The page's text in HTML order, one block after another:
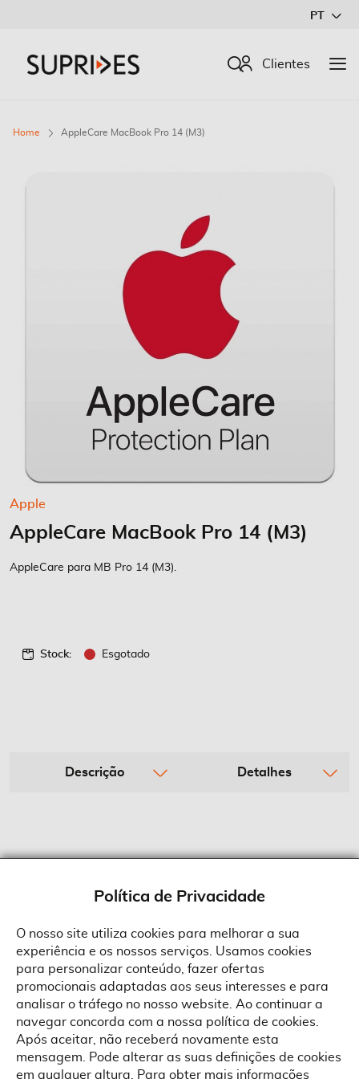
Conteúdo
PT
Procurar
Clientes
Home AppleCare MacBook Pro 14 (M3)
para
o
da
Apple
AppleCare MacBook Pro 14 (M3)
AppleCare para MB Pro 14 (M3).
Stock: Esgotado
Descrição Detalhes
Política de Privacidade
O nosso site utiliza cookies para melhorar a sua
experiência e os nossos serviços. Usamos cookies
para personalizar conteúdo, fazer ofertas
promocionais adaptadas aos seus interesses e para
analisar o tráfego no nosso website. Ao continuar a
navegar concorda com a nossa política de cookies.
Após aceitar, não receberá novamente esta
mensagem. Pode alterar as suas definições de cookies
em qualquer altura. Para obter mais informações
Sobre a Suprides
Quem Somos
Informações
Termos e Condições
Condições Gerais de Venda
Contactos
Rua Gonçalves Zarco, 1837
Política de Cookies
Ao aceitar a política de cookies da Suprides deverá ter em consideração
que a utilização de cookies possibilita a personalização da utilização e a
apresentação de serviços e ofertas adaptadas ao seu interesses. Pode
alterar as suas definições de cookies a qualquer altura.